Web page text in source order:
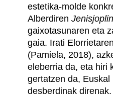
estetika-molde
Alberdiren Jenisjoplin
gaixotasunaren eta
gaia. Irati Elorrietaren
(Pamiela, 2018),
eleberria da, eta hiri
gertatzen da,
desberdinak direnak.